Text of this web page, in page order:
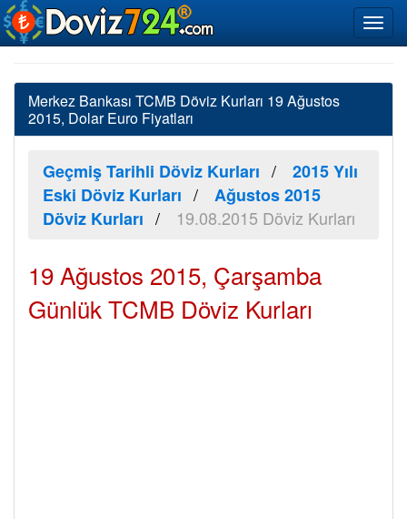
Merkez Bankası TCMB Döviz Kurları 19 Ağustos
2015, Dolar Euro Fiyatları
Geçmiş Tarihli Döviz Kurları
2015 Yılı
Eski Döviz Kurları
Ağustos 2015
Döviz Kurları
19.08.2015 Döviz Kurları
19 Ağustos 2015, Çarşamba
Günlük TCMB Döviz Kurları